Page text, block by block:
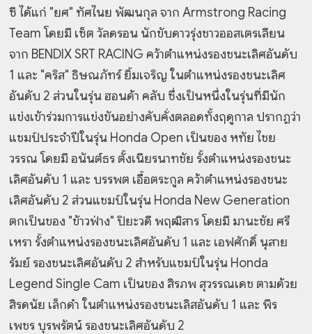
ซี ได้แก่ "ยศ" ทัศไนย พัฒนกุล จาก Armstrong Racing
Team โดยมี เซ็ต วัลดรอน นักขับดาวรุ่งชาวออสเตรเลียน
จาก BENDIX SRT RACING คว้าตำแหน่งรองชนะเลิศอันดับ
1 และ "คริส" ธิษณภัทร์ ยิ้มเจริญ ในตำแหน่งรองชนะเลิศ
อันดับ 2 ส่วนในรุ่น ฮอนด้า คลับ ซึ่งเป็นหนึ่งในรุ่นที่มีนัก
แข่งเข้าร่วมการแข่งขันอย่างคับคั่งตลอดทั้งฤดูกาล ปรากฏว่า
แชมป์ประจำปีในรุ่น Honda Open เป็นของ หทัย ไชย
วรรณ โดยมี อนันต์ธร ตั้งเนียรนาทชัย รั้งตำแหน่งรองชนะ
เลิศอันดับ 1 และ บรรพต เอื้อตระกูล คว้าตำแหน่งรองชนะ
เลิศอันดับ 2 ส่วนแชมป์ในรุ่น Honda New Generation
ตกเป็นของ "ข้าวฟ่าง" ปิยะวดี พฤฒิสาร โดยมี มานะชัย ศรี
เหรา รั้งตำแหน่งรองชนะเลิศอันดับ 1 และ เอฟศักดิ์ นุสาย
รัมย์ รองชนะเลิศอันดับ 2 สำหรับแชมป์ในรุ่น Honda
Legend Single Cam เป็นของ สิรภพ สุวรรณเดช ตามด้วย
สิรดนัย เล็กดำ ในตำแหน่งรองชนะเลิสอันดับ 1 และ พีร
เพชร บุรพรัตน์ รองชนะเลิศอันดับ 2